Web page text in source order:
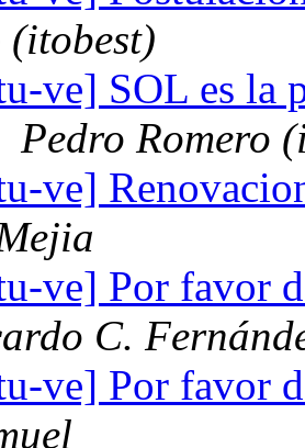
(itobest)
ve] SOL es la
Pedro Romero
ve]
ve] Por favor
C.
ve] Por favor